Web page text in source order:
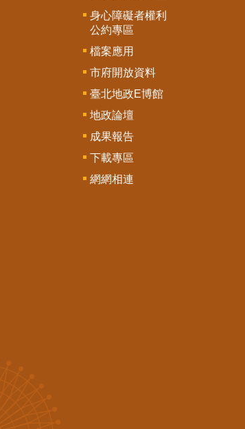
身心障礙者權利
公約專區
檔案應用
市府開放資料
臺北地政E博館
地政論壇
成果報告
下載專區
網網相連